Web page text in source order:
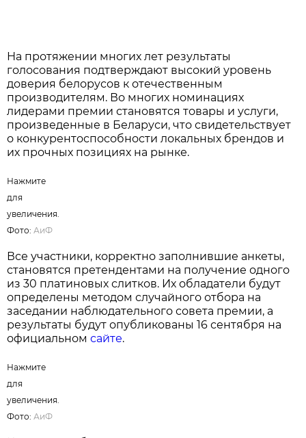
На протяжении многих лет результаты
голосования подтверждают высокий уровень
доверия белорусов к отечественным
производителям. Во многих номинациях
лидерами премии становятся товары и услуги,
произведенные в Беларуси, что свидетельствует
о конкурентоспособности локальных брендов и
их прочных позициях на рынке.
Нажмите
для
увеличения.
Фото:АиФ
Все участники, корректно заполнившие анкеты,
становятся претендентами на получение одного
из 30 платиновых слитков. Их обладатели будут
определены методом случайного отбора на
заседании наблюдательного совета премии, а
результаты будут опубликованы 16 сентября на
официальномсайте.
Нажмите
для
увеличения.
Фото:АиФ